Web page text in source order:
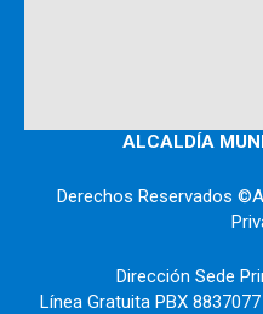
ALCALDÍA
Derechos Reservados
Dirección Sede
Línea Gratuita PBX